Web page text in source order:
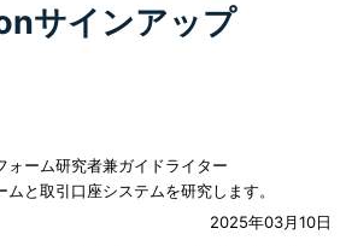
サインアップ
ォーム研究者兼ガイドライター
と取引口座システムを研究します。
2025年03月10日